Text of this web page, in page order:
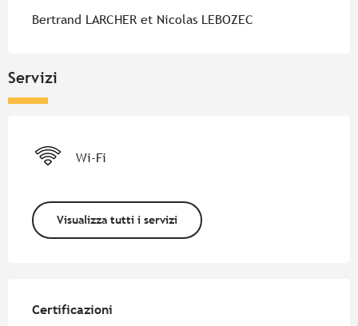
Bertrand LARCHER et Nicolas LEBOZEC
Servizi
Wi-Fi
Visualizza tutti i servizi
Certificazioni
Certificazioni